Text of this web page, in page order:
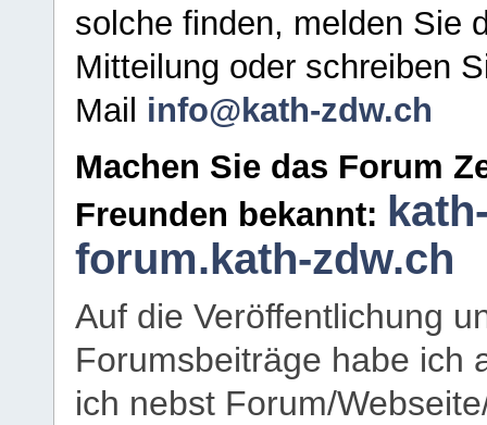
solche finden, melden Sie
Mitteilung oder schreiben
Mail info@kath-zdw.ch
Machen Sie das Forum
Freunden bekannt:
forum.kath-zdw.ch
Auf die Veröffentlichung
Forumsbeiträge habe ich
ich nebst Forum/